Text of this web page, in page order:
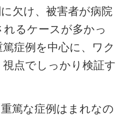
欠け、被害者が病院
るケースが多かっ
症例を中心に、ワク
点でしっかり検証す
篤な症例はまれなの